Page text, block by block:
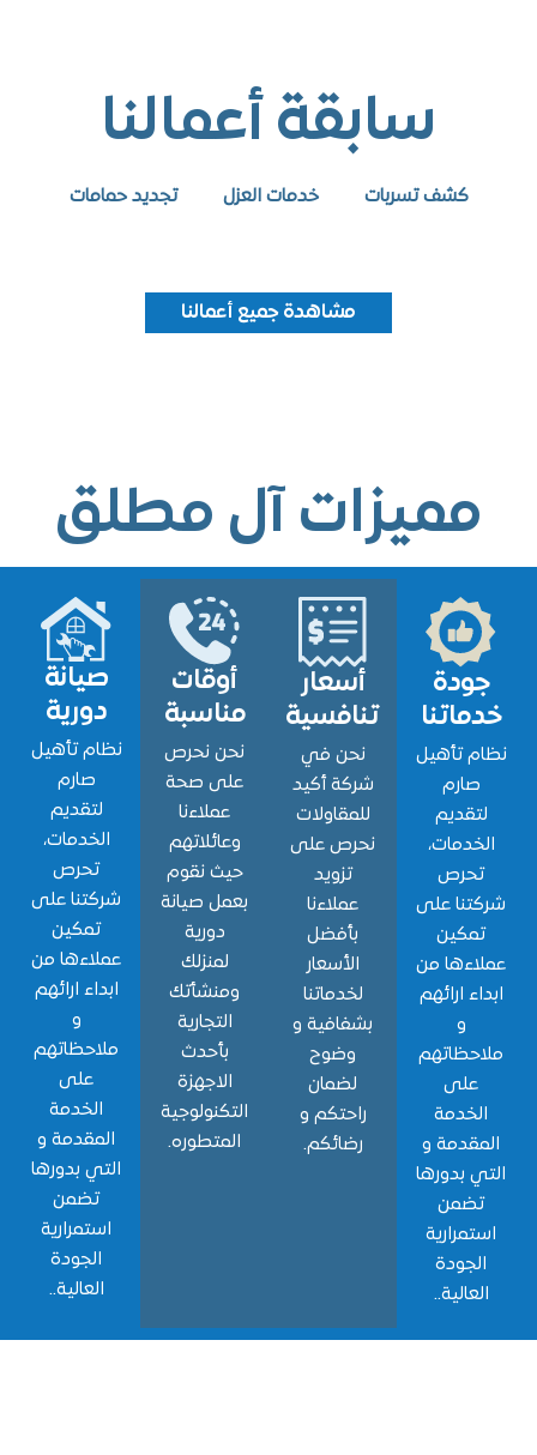
سابقة أعمالنا
كشف تسربات خدمات العزل تجديد حمامات
مشاهدة جميع أعمالنا
آل مطلق
تأهيل
على
من
ارائهم
و
بدورها
أسعار
تنافسية
نحن في
شركة أكيد
للمقاولات
نحرص على
عملاءنا
الأسعار
لخدماتنا
بشفافية و
راحتكم و
رضائكم.
أوقات
مناسبة
نحن نحرص
على صحة
وعائلاتهم
حيث نقوم
بعمل صيانة
ومنشأتك
التجارية
التكنولوجية
المتطوره.
صيانة
دورية
نظام تأهيل
الخدمات،
شركتنا على
عملاءها من
ابداء ارائهم
ملاحظاتهم
الخدمة
المقدمة و
التي بدورها
استمرارية